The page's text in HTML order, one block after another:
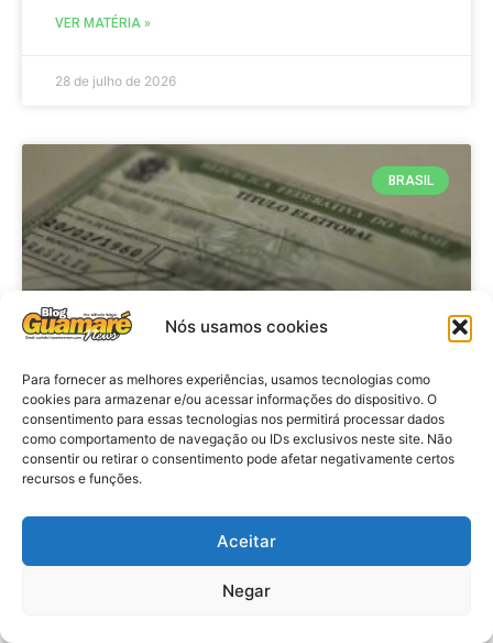
Nós usamos cookies
Para fornecer as melhores experiências, usamos tecnologias como
cookies para armazenar e/ou acessar informações do dispositivo. O
consentimento para essas tecnologias nos permitirá processar dados
como comportamento de navegação ou IDs exclusivos neste site. Não
consentir ou retirar o consentimento pode afetar negativamente certos
recursos e funções.
Aceitar
Negar
VER MATÉRIA »
28 de julho de 2026
BRASIL
Brasil: Policia Federal investiga
753 casos de crimes eleitorais
antes das eleições